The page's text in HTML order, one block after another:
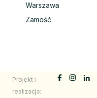
Warszawa
Zamość
Projekt i
realizacja: